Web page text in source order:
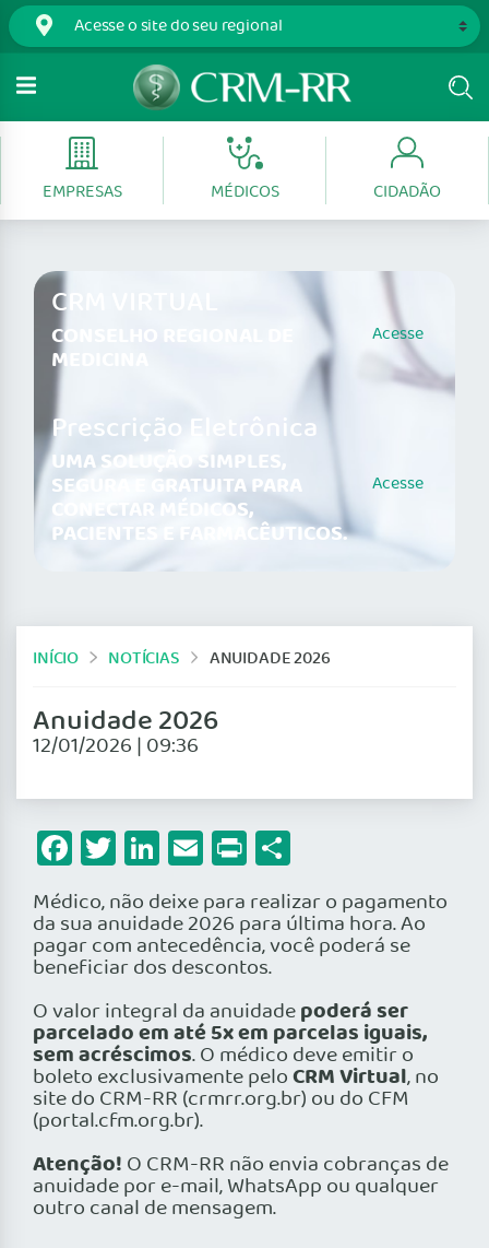
EMPRESAS MÉDICOS CIDADÃO
CRM VIRTUAL
CONSELHO REGIONAL DE
MEDICINA
Acesse
Prescrição Eletrônica
UMA SOLUÇÃO SIMPLES,
SEGURA E GRATUITA PARA
CONECTAR MÉDICOS,
PACIENTES E FARMACÊUTICOS.
Acesse
INÍCIO NOTÍCIAS ANUIDADE 2026
Anuidade 2026
12/01/2026 | 09:36
Facebook
Twitter
LinkedIn
Email
Print
Médico, não deixe para realizar o pagamento
da sua anuidade 2026 para última hora. Ao
pagar com antecedência, você poderá se
beneficiar dos descontos.
O valor integral da anuidadepoderá ser
parcelado em até 5x em parcelas iguais,
sem acréscimos. O médico deve emitir o
boleto exclusivamente peloCRM Virtual, no
site do CRM-RR (crmrr.org.br) ou do CFM
(portal.cfm.org.br).
Atenção! O CRM-RR não envia cobranças de
anuidade por e-mail, WhatsApp ou qualquer
outro canal de mensagem.